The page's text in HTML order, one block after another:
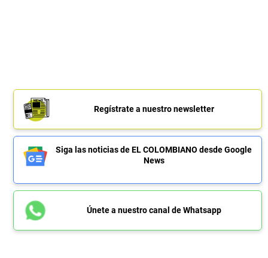
Regístrate a nuestro newsletter
Siga las noticias de EL COLOMBIANO desde Google
News
Únete a nuestro canal de Whatsapp